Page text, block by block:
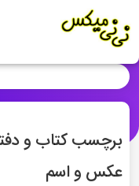
برچسب کتاب و
عکس و اسم